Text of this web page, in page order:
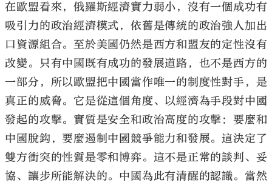
在歐盟看來，俄羅斯經濟實力弱小，沒有一個成功有
吸引力的政治經濟模式，依舊是傳統的政治強人加出
口資源組合。至於美國仍然是西方和盟友的定性沒有
改變。只有中國既有成功的發展道路，也不是西方的
一部分，所以歐盟把中國當作唯一的制度性對手，是
真正的威脅。它是從這個角度、以經濟為手段對中國
發起的攻擊。實質是安全和政治高度的攻擊：要麼和
中國脫鈎，要麼遏制中國競爭能力和發展。這決定了
雙方衝突的性質是零和博弈。這不是正常的談判、妥
協、讓步所能解決的。中國為此有清醒的認識。當然